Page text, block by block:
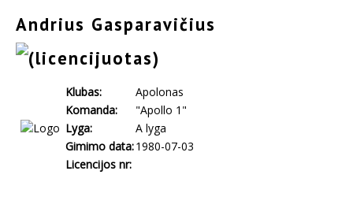
Andrius Gasparavičius
Klubas:
Apolonas
Komanda:
"Apollo 1"
Lyga:
A lyga
Gimimo data:1980-07-03
Licencijos nr: